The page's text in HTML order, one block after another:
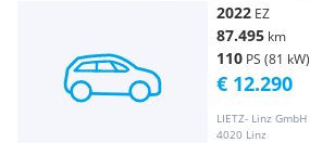
2022 EZ
87.495 km
110 PS (81 kW)
LIETZ- Linz GmbH
4020 Linz
€ 12.290